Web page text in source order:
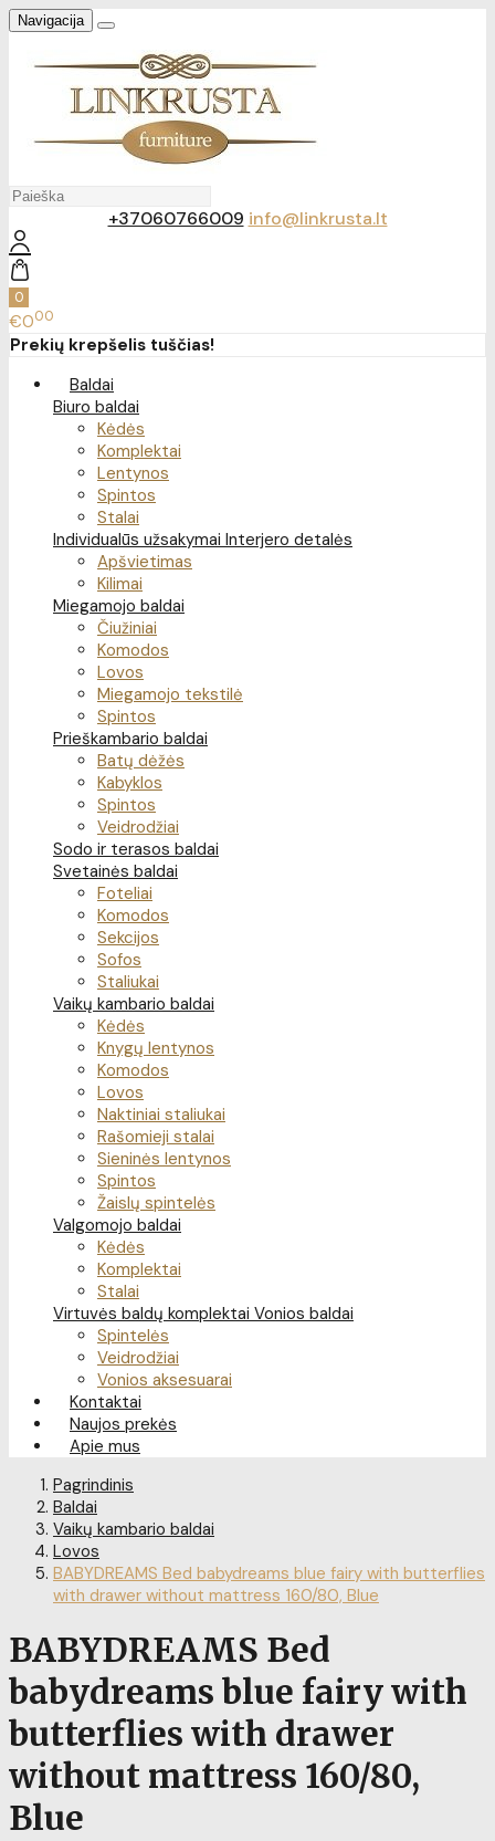
Navigacija
+37060766009 info@linkrusta.lt
0
€000
Prekių krepšelis tuščias!
Baldai
Biuro baldai
Kėdės
Komplektai
Lentynos
Spintos
Stalai
Individualūs užsakymai Interjero detalės
Apšvietimas
Kilimai
Miegamojo baldai
Čiužiniai
Komodos
Lovos
Miegamojo tekstilė
Spintos
Prieškambario baldai
Batų dėžės
Kabyklos
Spintos
Veidrodžiai
Sodo ir terasos baldai
Svetainės baldai
Foteliai
Komodos
Sekcijos
Sofos
Staliukai
Vaikų kambario baldai
Kėdės
Knygų lentynos
Komodos
Lovos
Naktiniai staliukai
Rašomieji stalai
Sieninės lentynos
Spintos
Žaislų spintelės
Valgomojo baldai
Kėdės
Komplektai
Stalai
Virtuvės baldų komplektai Vonios baldai
Spintelės
Veidrodžiai
Vonios aksesuarai
Kontaktai
Naujos prekės
Apie mus
Pagrindinis
Baldai
Vaikų kambario baldai
Lovos
BABYDREAMS Bed babydreams blue fairy with butterflies
with drawer without mattress 160/80, Blue
BABYDREAMS Bed
babydreams blue fairy with
butterflies with drawer
without mattress 160/80,
Blue